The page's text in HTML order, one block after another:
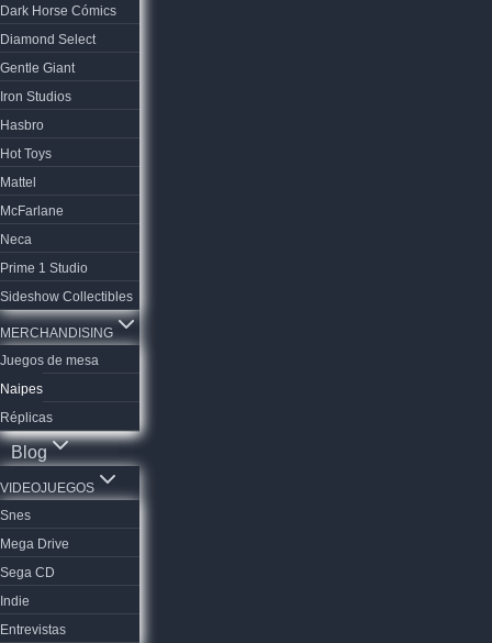
Dark Horse Cómics
Diamond Select
Gentle Giant
Iron Studios
Hasbro
Hot Toys
Mattel
McFarlane
Neca
Prime 1 Studio
Sideshow Collectibles
MERCHANDISING
Juegos de mesa
Naipes
Réplicas
Blog
VIDEOJUEGOS
Snes
Mega Drive
Sega CD
Indie
Entrevistas